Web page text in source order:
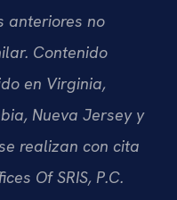
anteriores no
Contenido
en Virginia,
Nueva Jersey y
realizan con cita
Of SRIS, P.C.